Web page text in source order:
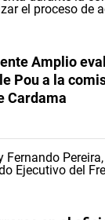
Amplio
Pou a la
Cardama